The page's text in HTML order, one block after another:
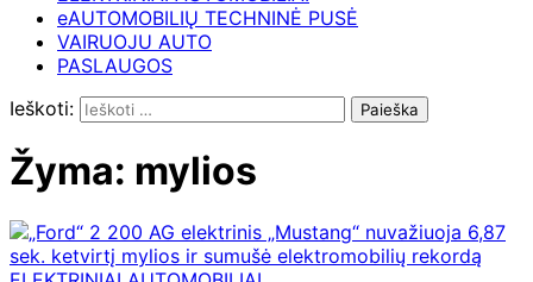
eAUTOMOBILIŲ TECHNINĖ PUSĖ
VAIRUOJU AUTO
PASLAUGOS
Ieškoti:
Žyma: mylios